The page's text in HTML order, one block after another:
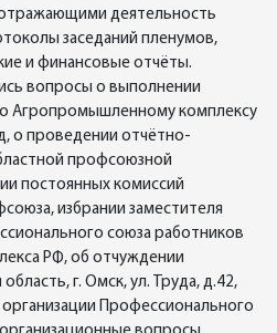
деятельность
заседаний пленумов,
и финансовые отчёты.
вопросы о выполнении
Агропромышленному комплексу
о проведении отчётно-
профсоюзной
постоянных комиссий
избрании заместителя
союза работников
РФ, об отчуждении
г. Омск, ул. Труда, д.42,
Профессионального